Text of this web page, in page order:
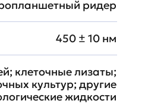
ридер
450 ± 10 нм
клеточные лизаты;
культур; другие
жидкости